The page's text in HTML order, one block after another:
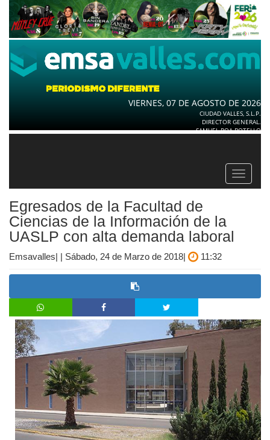
VIERNES, 07 DE AGOSTO DE 2026
CIUDAD VALLES, S.L.P.
DIRECTOR GENERAL.
SAMUEL ROA BOTELLO
Toggle
Egresados de la Facultad de
Ciencias de la Información de la
UASLP con alta demanda laboral
Emsavalles| | Sábado, 24 de Marzo de 2018| 11:32